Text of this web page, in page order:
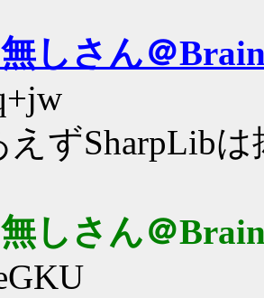
しさん＠
えずSharpLib
しさん＠